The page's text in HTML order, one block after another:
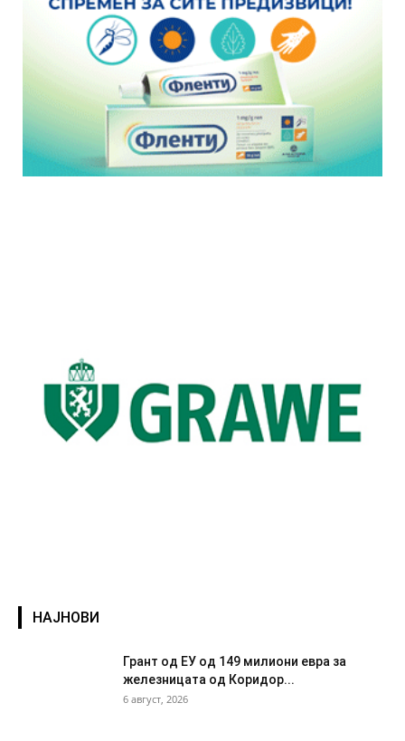
НАЈНОВИ
Грант од ЕУ од 149 милиони евра за
железницата од Коридор...
6 август, 2026